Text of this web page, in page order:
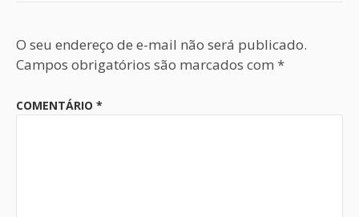
O seu endereço de e-mail não será publicado.
Campos obrigatórios são marcados com *
COMENTÁRIO *